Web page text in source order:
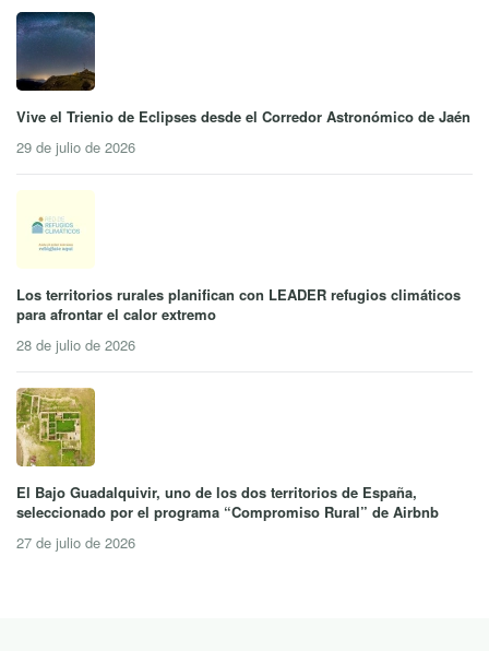
Vive el Trienio de Eclipses desde el Corredor Astronómico de Jaén
29 de julio de 2026
Los territorios rurales planifican con LEADER refugios climáticos
para afrontar el calor extremo
28 de julio de 2026
El Bajo Guadalquivir, uno de los dos territorios de España,
seleccionado por el programa “Compromiso Rural” de Airbnb
27 de julio de 2026